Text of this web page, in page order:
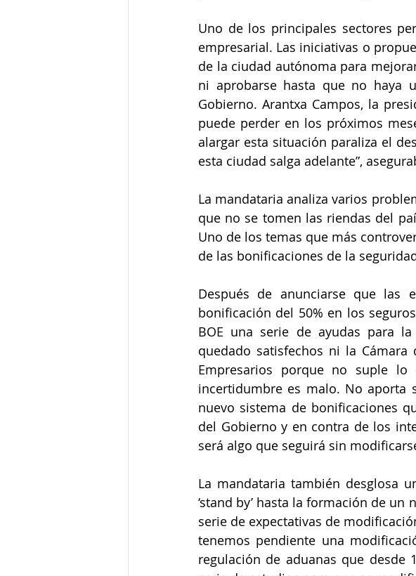
Uno de los principales sectores
empresarial. Las iniciativas o
de la ciudad autónoma para
ni aprobarse hasta que no haya
Gobierno. Arantxa Campos, la
puede perder en los próximos
alargar esta situación paraliza el
esta ciudad salga adelante”,
La mandataria analiza varios
que no se tomen las riendas del
Uno de los temas que más
de las bonificaciones de la
Después de anunciarse que las
bonificación del 50% en los
BOE una serie de ayudas para
quedado satisfechos ni la
Empresarios porque no suple
incertidumbre es malo. No aporta
nuevo sistema de bonificaciones
del Gobierno y en contra de los
será algo que seguirá sin
La mandataria también desglosa
‘stand by’ hasta la formación de
serie de expectativas de
tenemos pendiente una
regulación de aduanas que